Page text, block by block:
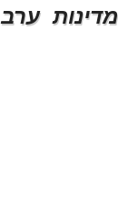
מדינות ערב